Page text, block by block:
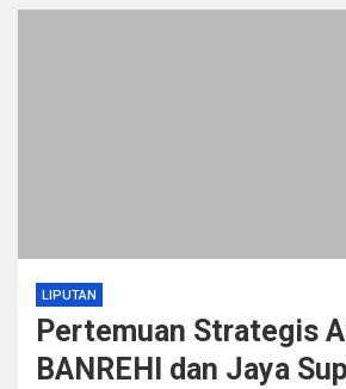
LIPUTAN
Pertemuan Strategis
BANREHI dan Jaya